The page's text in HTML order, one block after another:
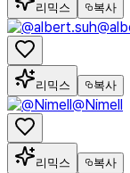
리믹스 복사
리믹스 복사
@Nimell
리믹스 복사